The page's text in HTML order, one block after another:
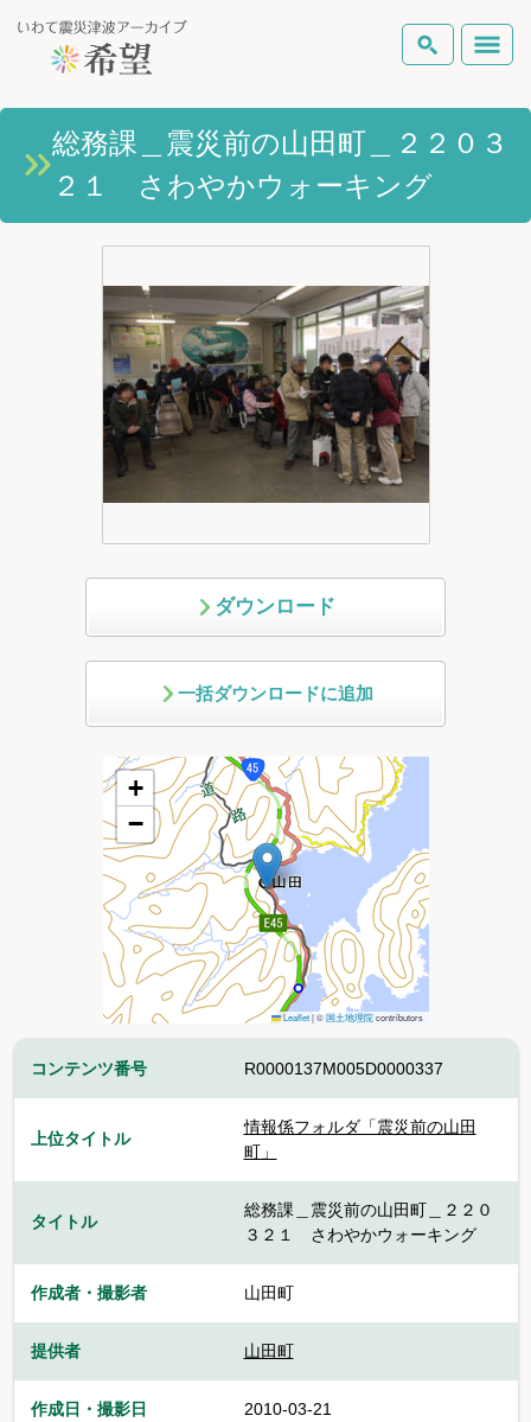
いわて震災津波アーカイブとは
岩手県の被害状況
ピックアップコンテンツ
Foreign Laguage
検索
総務課＿震災前の山田町＿２２０３
２１ さわやかウォーキング
ダウンロード
一括ダウンロードに追加
+
−
Leaflet |©国土地理院contributors
コンテンツ番号 R0000137M005D0000337
上位タイトル
情報係フォルダ「震災前の山田
町」
タイトル
総務課＿震災前の山田町＿２２０
３２１ さわやかウォーキング
作成者・撮影者 山田町
提供者 山田町
作成日・撮影日 2010-03-21